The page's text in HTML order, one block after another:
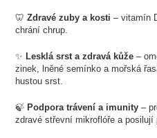
🦷Zdravé zuby a kosti – vitamín
chrání chrup.
✨ Lesklá srst a zdravá kůže –
zinek, lněné semínko a mořská
hustou srst.
🍃 Podpora trávení a imunity –
zdravé střevní mikroflóře a posilují